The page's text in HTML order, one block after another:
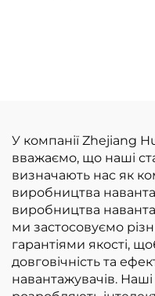
У компанії Zhejiang
вважаємо, що наші
визначають нас як
виробництва
виробництва
ми застосовуємо
гарантіями якості,
довговічність та
навантажувачів.